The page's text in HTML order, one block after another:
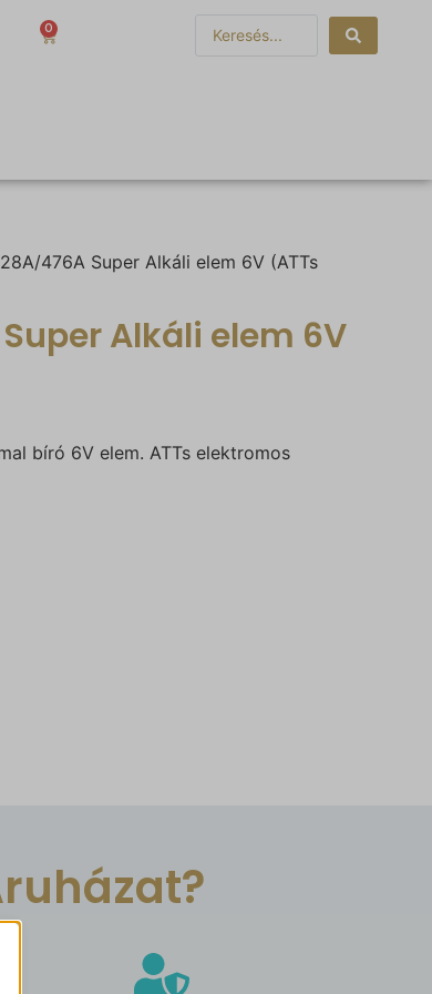
0
476A Super Alkáli elem 6V (ATTs
Alkáli elem 6V
bíró 6V elem. ATTs elektromos